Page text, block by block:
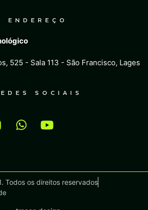
ENDEREÇO
525 - Sala 113 - São Francisco, Lages
SOCIAIS
Todos os direitos reservados